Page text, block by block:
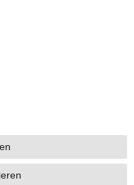
Ratgeber Seiten: